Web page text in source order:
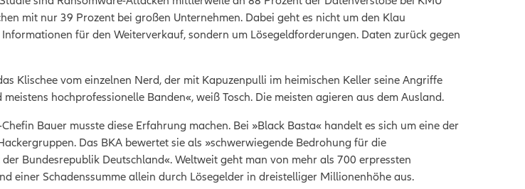
mit nur 39 Prozent bei großen Unternehmen. Dabei geht es nicht um den Klau
für den Weiterverkauf, sondern um Lösegeldforderungen. Daten zurück gegen
Klischee vom einzelnen Nerd, der mit Kapuzenpulli im heimischen Keller seine Angriffe
meistens hochprofessionelle Banden«, weiß Tosch. Die meisten agieren aus dem Ausland.
Bauer musste diese Erfahrung machen. Bei »Black Basta« handelt es sich um eine der
Das BKA bewertet sie als »schwerwiegende Bedrohung für die
Bundesrepublik Deutschland«. Weltweit geht man von mehr als 700 erpressten
einer Schadenssumme allein durch Lösegelder in dreistelliger Millionenhöhe aus.